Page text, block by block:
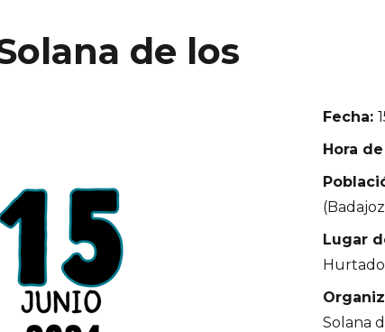
de los
Fecha:
Hora
Lugar
Hurtado
Solana